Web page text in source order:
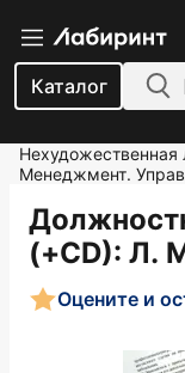
Каталог
Нехудожественная
Менеджмент.
(+CD): Л.
Оцените и